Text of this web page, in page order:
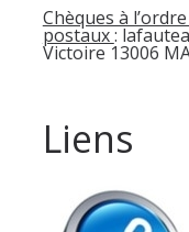
Chèques à
postaux:
Victoire 13006
Liens